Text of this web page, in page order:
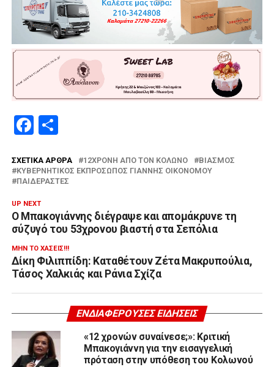
Facebook
Μοιραστείτε
ΣΧΕΤΙΚΆ ΆΡΘΡΑ 12ΧΡΟΝΗ ΑΠΌ ΤΟΝ ΚΟΛΩΝΌ
ΒΙΑΣΜΌΣ
ΚΥΒΕΡΝΗΤΙΚΌΣ ΕΚΠΡΌΣΩΠΟΣ ΓΙΆΝΝΗΣ ΟΙΚΟΝΌΜΟΥ
ΠΑΙΔΕΡΑΣΤΈΣ
UP NEXT
Ο Μπακογιάννης διέγραψε και απομάκρυνε τη
σύζυγό του 53χρονου βιαστή στα Σεπόλια
ΜΗΝ ΤΟ ΧΆΣΕΙΣ!!!
Δίκη Φιλιππίδη: Καταθέτουν Ζέτα Μακρυπούλια,
Τάσος Χαλκιάς και Ράνια Σχίζα
ΕΝΔΙΑΦΈΡΟΥΣΕΣ ΕΙΔΉΣΕΙΣ
«12 χρονών συναίνεσε;»: Κριτική
Μπακογιάννη για την εισαγγελική
πρόταση στην υπόθεση του Κολωνού